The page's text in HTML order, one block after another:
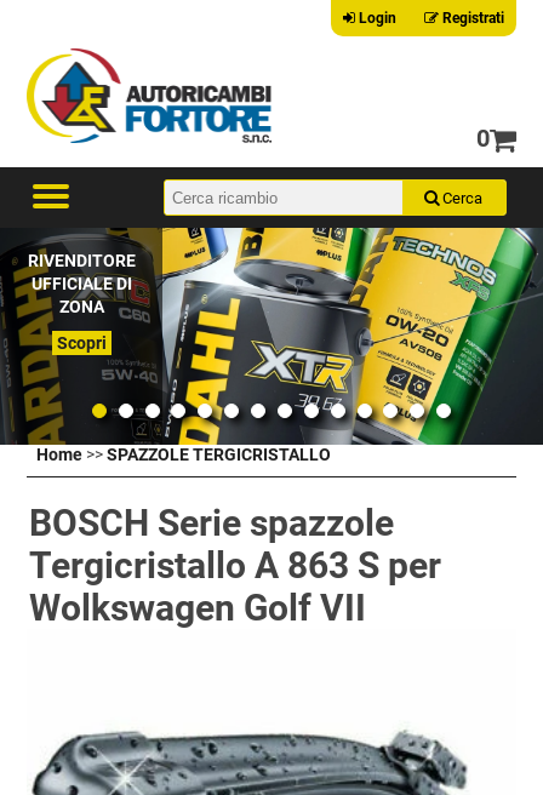
Login Registrati
0
RIVENDITORE
UFFICIALE DI
ZONA
Scopri
Home >>SPAZZOLE TERGICRISTALLO
BOSCH Serie spazzole
Tergicristallo A 863 S per
Wolkswagen Golf VII